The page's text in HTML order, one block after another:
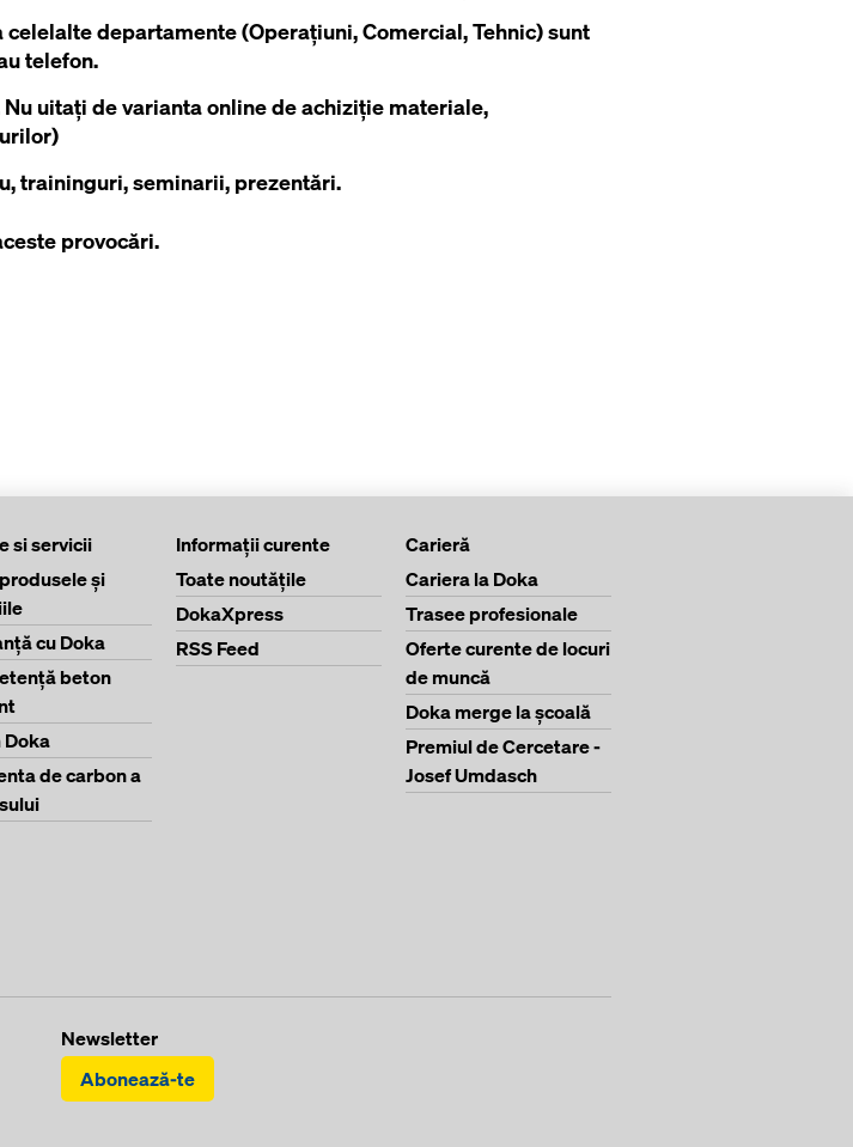
departamente (Operațiuni, Comercial, Tehnic) sunt
telefon.
uitați de varianta online de achiziție materiale,
traininguri, seminarii, prezentări.
provocări.
si servicii
şi
cu Doka
beton
Doka
de carbon a
Informaţii curente
Toate noutăţile
DokaXpress
RSS Feed
Carieră
Cariera la Doka
Trasee profesionale
Oferte curente de locuri
de muncă
Doka merge la şcoală
Premiul de Cercetare -
Josef Umdasch
Newsletter
Abonează-te